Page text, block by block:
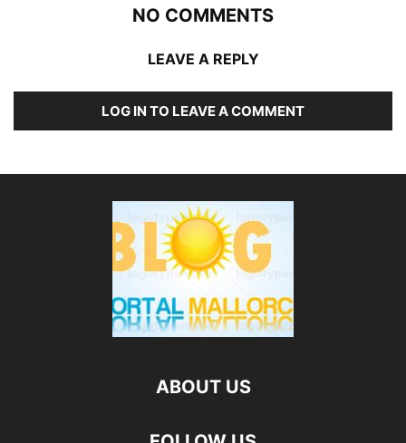
NO COMMENTS
LEAVE A REPLY
LOG IN TO LEAVE A COMMENT
ABOUT US